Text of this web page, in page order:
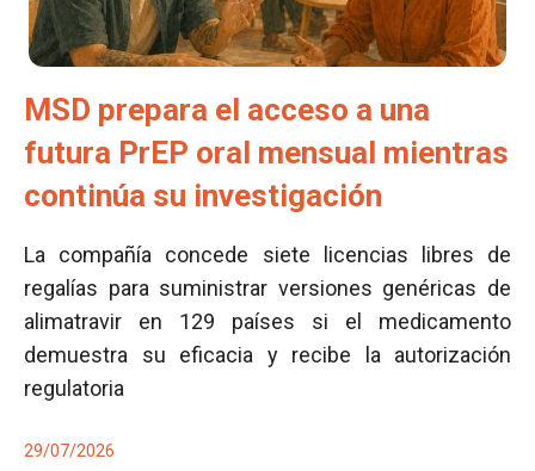
MSD prepara el acceso a una
futura PrEP oral mensual mientras
continúa su investigación
La compañía concede siete licencias libres de
regalías para suministrar versiones genéricas de
alimatravir en 129 países si el medicamento
demuestra su eficacia y recibe la autorización
regulatoria
29/07/2026